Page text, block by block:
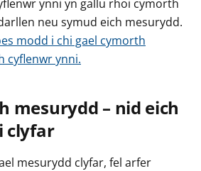
ynni yn gallu rhoi cymorth
neu symud eich mesurydd.
modd i chi gael cymorth
cyflenwr ynni.
mesurydd – nid eich
clyfar
mesurydd clyfar, fel arfer